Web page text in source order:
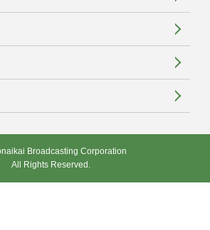
Broadcasting Corporation
All Rights Reserved.